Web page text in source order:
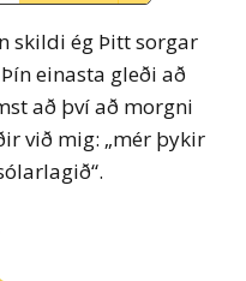
skildi ég Þitt sorgar
einasta gleði að
að því að morgni
við mig: „mér þykir